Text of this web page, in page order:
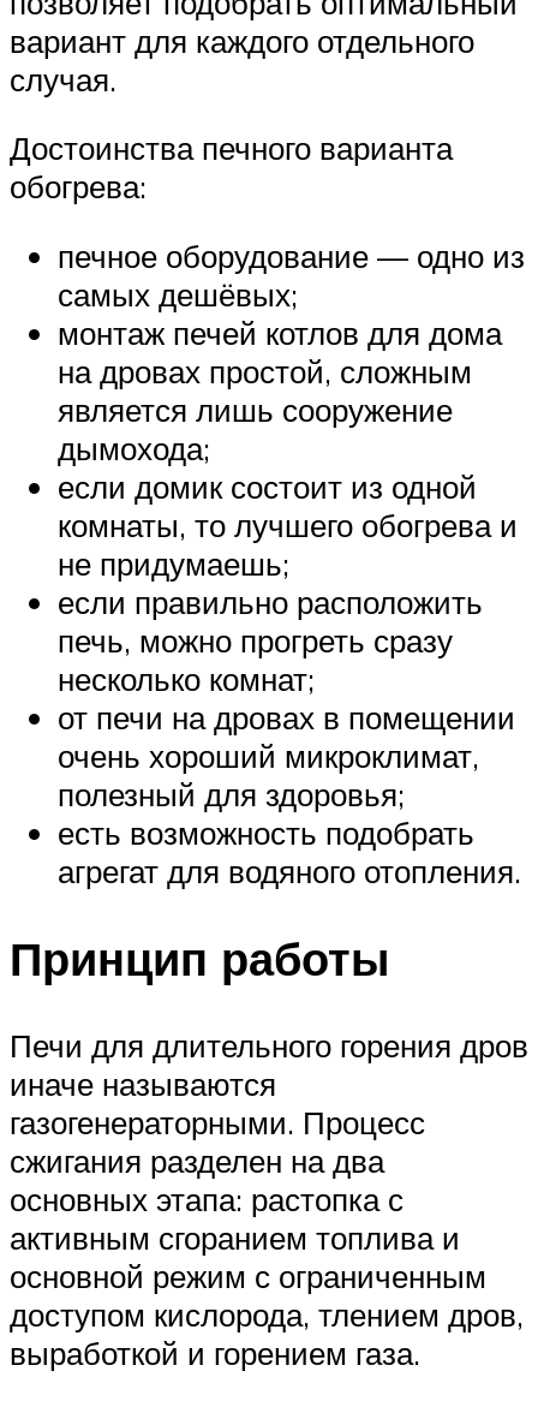
вариант для каждого отдельного
случая.
Достоинства печного варианта
обогрева:
печное оборудование — одно из
самых дешёвых;
монтаж печей котлов для дома
на дровах простой, сложным
является лишь сооружение
дымохода;
если домик состоит из одной
комнаты, то лучшего обогрева и
не придумаешь;
если правильно расположить
печь, можно прогреть сразу
несколько комнат;
от печи на дровах в помещении
очень хороший микроклимат,
полезный для здоровья;
есть возможность подобрать
агрегат для водяного отопления.
Принцип работы
Печи для длительного горения дров
иначе называются
газогенераторными. Процесс
сжигания разделен на два
основных этапа: растопка с
активным сгоранием топлива и
основной режим с ограниченным
доступом кислорода, тлением дров,
выработкой и горением газа.